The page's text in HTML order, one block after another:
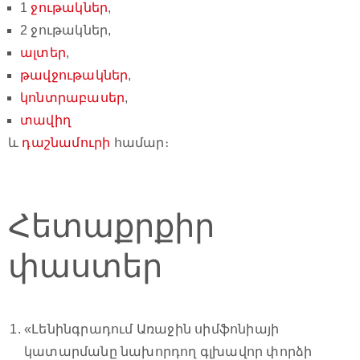
1 ջութակներ,
2 ջութակներ,
ալտեր,
թավջութակներ,
կոնտրաբասեր,
տավիղ
և դաշնամուրի համար։
Հետաքրքիր
փաստեր
«Լենինգրադում Առաջին սիմֆոնիայի
կատարմանը նախորդող գլխավոր փորձի